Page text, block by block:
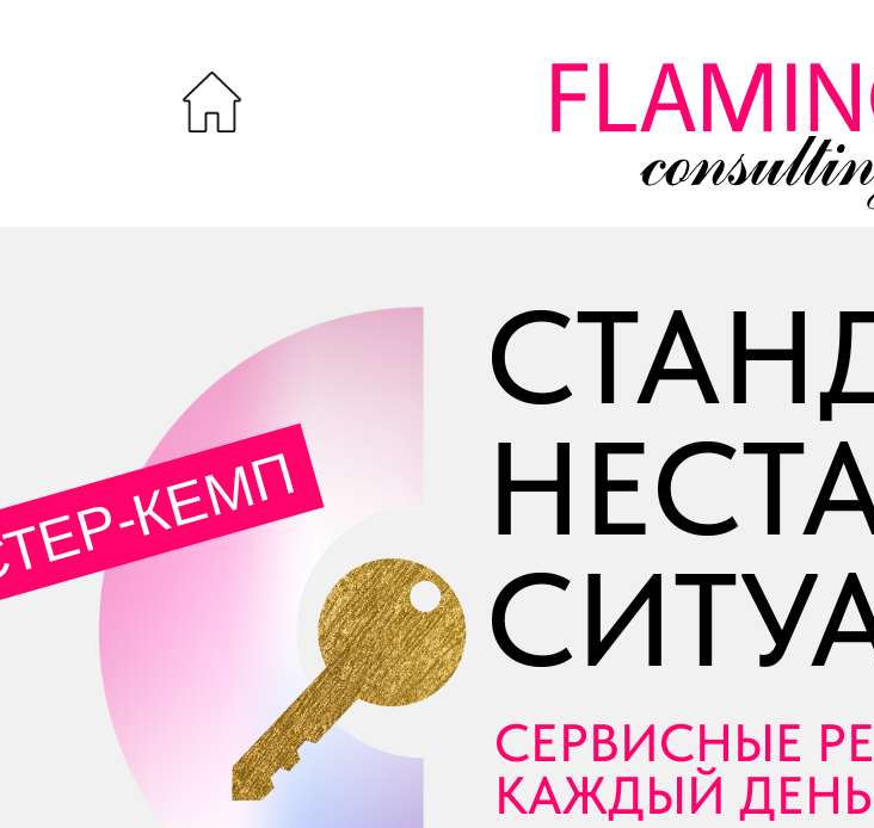
СЕРВИСНЫЕ
КАЖДЫЙ ДЕНЬ
КЕМП